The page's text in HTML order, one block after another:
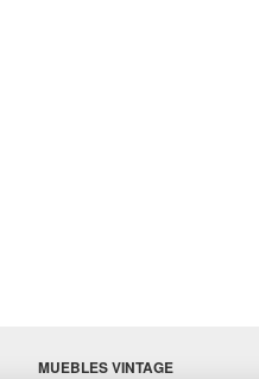
MUEBLES VINTAGE